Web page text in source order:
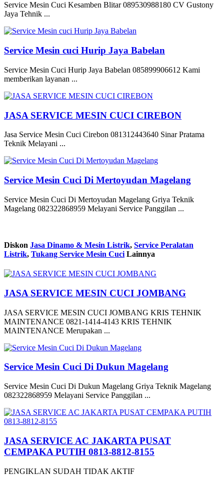
Service Mesin Cuci Kesamben Blitar 089530988180 CV Gustony
Jaya Tehnik ...
Service Mesin cuci Hurip Jaya Babelan
Service Mesin Cuci Hurip Jaya Babelan 085899906612 Kami
memberikan layanan ...
JASA SERVICE MESIN CUCI CIREBON
Jasa Service Mesin Cuci Cirebon 081312443640 Sinar Pratama
Teknik Melayani ...
Service Mesin Cuci Di Mertoyudan Magelang
Service Mesin Cuci Di Mertoyudan Magelang Griya Teknik
Magelang 082322868959 Melayani Service Panggilan ...
Diskon Jasa Dinamo & Mesin Listrik, Service Peralatan
Listrik, Tukang Service Mesin Cuci Lainnya
JASA SERVICE MESIN CUCI JOMBANG
JASA SERVICE MESIN CUCI JOMBANG KRIS TEHNIK
MAINTENANCE 0821-1414-4143 KRIS TEHNIK
MAINTENANCE Merupakan ...
Service Mesin Cuci Di Dukun Magelang
Service Mesin Cuci Di Dukun Magelang Griya Teknik Magelang
082322868959 Melayani Service Panggilan ...
JASA SERVICE AC JAKARTA PUSAT
CEMPAKA PUTIH 0813-8812-8155
PENGIKLAN SUDAH TIDAK AKTIF